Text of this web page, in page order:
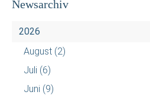
Newsarchiv
2026
August (2)
Juli (6)
Juni (9)